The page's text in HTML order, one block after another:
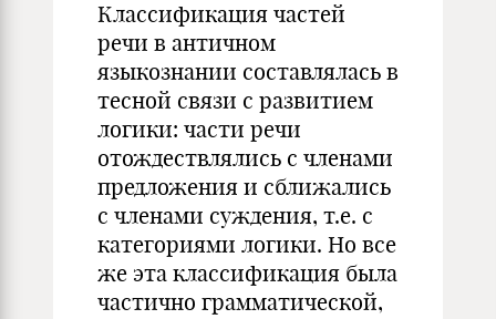
Классификация частей
речи в античном
языкознании составлялась в
тесной связи с развитием
логики: части речи
отождествлялись с членами
предложения и сближались
с членами суждения, т.е. с
категориями логики. Но все
же эта классификация была
частично грамматической,